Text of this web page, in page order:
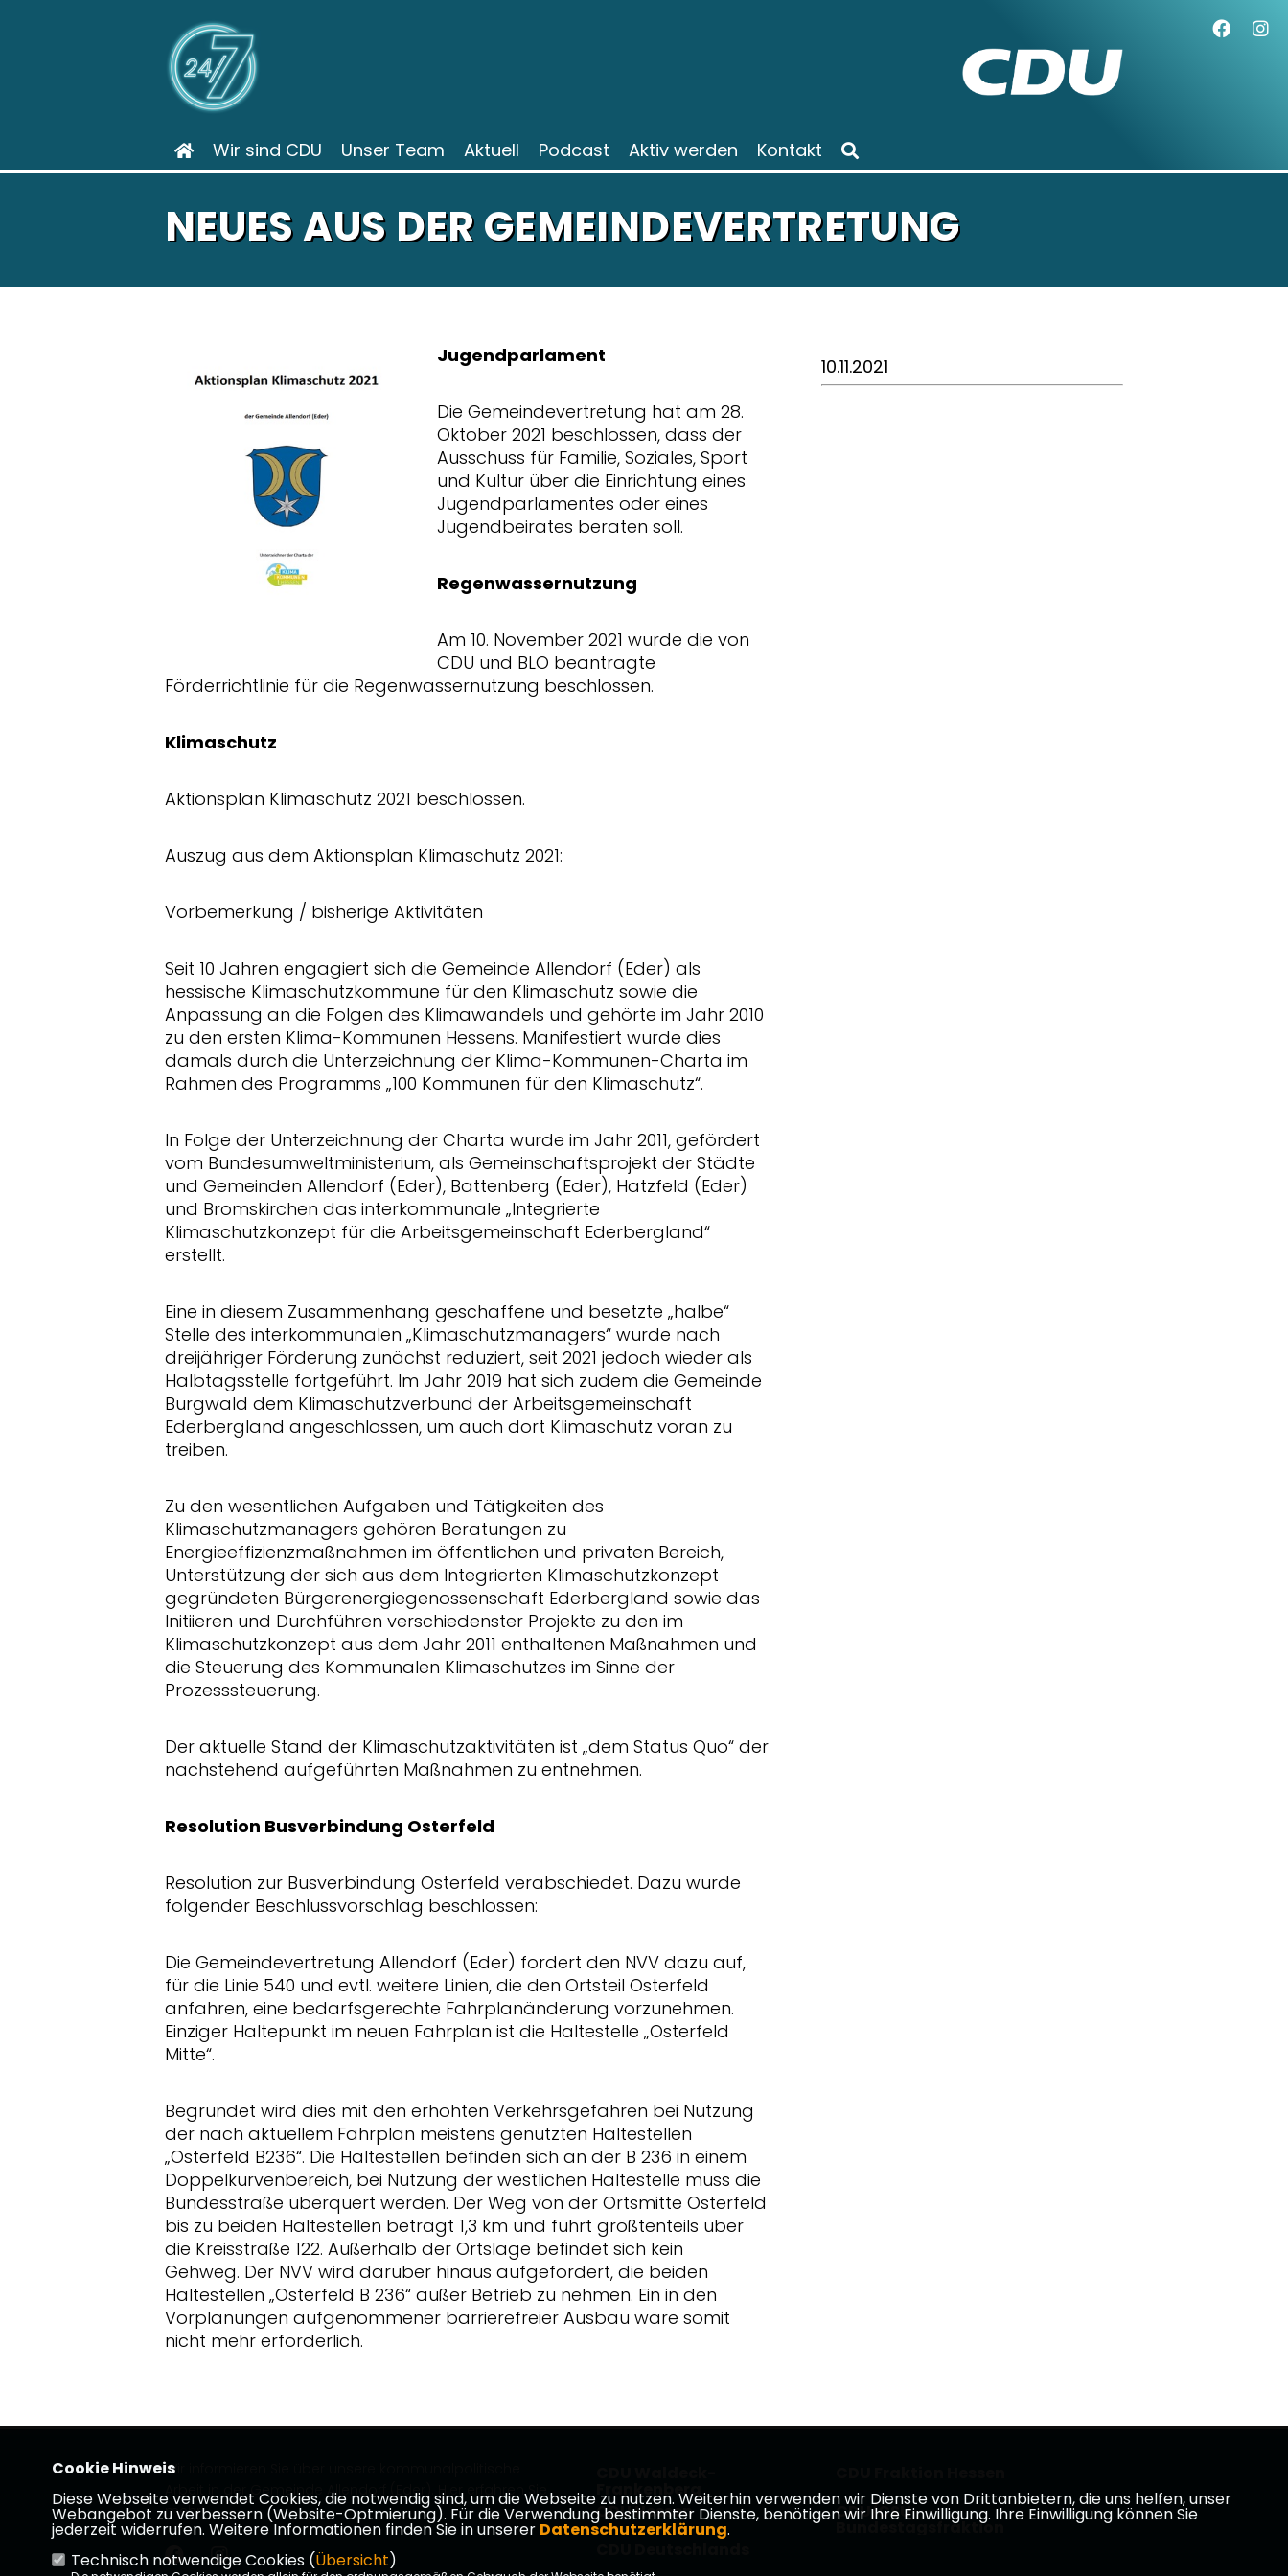
Wir sind CDU Unser Team Aktuell Podcast Aktiv werden Kontakt
NEUES AUS DER GEMEINDEVERTRETUNG
Jugendparlament
Die Gemeindevertretung hat am 28.
Oktober 2021 beschlossen, dass der
Ausschuss für Familie, Soziales, Sport
und Kultur über die Einrichtung eines
Jugendparlamentes oder eines
Jugendbeirates beraten soll.
Regenwassernutzung
Am 10. November 2021 wurde die von
CDU und BLO beantragte
Förderrichtlinie für die Regenwassernutzung beschlossen.
Klimaschutz
Aktionsplan Klimaschutz 2021 beschlossen.
Auszug aus dem Aktionsplan Klimaschutz 2021:
Vorbemerkung / bisherige Aktivitäten
Seit 10 Jahren engagiert sich die Gemeinde Allendorf (Eder) als
hessische Klimaschutzkommune für den Klimaschutz sowie die
Anpassung an die Folgen des Klimawandels und gehörte im Jahr 2010
zu den ersten Klima-Kommunen Hessens. Manifestiert wurde dies
damals durch die Unterzeichnung der Klima-Kommunen-Charta im
Rahmen des Programms „100 Kommunen für den Klimaschutz“.
In Folge der Unterzeichnung der Charta wurde im Jahr 2011, gefördert
vom Bundesumweltministerium, als Gemeinschaftsprojekt der Städte
und Gemeinden Allendorf (Eder), Battenberg (Eder), Hatzfeld (Eder)
und Bromskirchen das interkommunale „Integrierte
Klimaschutzkonzept für die Arbeitsgemeinschaft Ederbergland“
erstellt.
Eine in diesem Zusammenhang geschaffene und besetzte „halbe“
Stelle des interkommunalen „Klimaschutzmanagers“ wurde nach
dreijähriger Förderung zunächst reduziert, seit 2021 jedoch wieder als
Halbtagsstelle fortgeführt. Im Jahr 2019 hat sich zudem die Gemeinde
Burgwald dem Klimaschutzverbund der Arbeitsgemeinschaft
Ederbergland angeschlossen, um auch dort Klimaschutz voran zu
treiben.
Zu den wesentlichen Aufgaben und Tätigkeiten des
Klimaschutzmanagers gehören Beratungen zu
Energieeffizienzmaßnahmen im öffentlichen und privaten Bereich,
Unterstützung der sich aus dem Integrierten Klimaschutzkonzept
gegründeten Bürgerenergiegenossenschaft Ederbergland sowie das
Initiieren und Durchführen verschiedenster Projekte zu den im
Klimaschutzkonzept aus dem Jahr 2011 enthaltenen Maßnahmen und
die Steuerung des Kommunalen Klimaschutzes im Sinne der
Prozesssteuerung.
Der aktuelle Stand der Klimaschutzaktivitäten ist „dem Status Quo“ der
nachstehend aufgeführten Maßnahmen zu entnehmen.
Resolution Busverbindung Osterfeld
Resolution zur Busverbindung Osterfeld verabschiedet. Dazu wurde
folgender Beschlussvorschlag beschlossen:
Die Gemeindevertretung Allendorf (Eder) fordert den NVV dazu auf,
für die Linie 540 und evtl. weitere Linien, die den Ortsteil Osterfeld
anfahren, eine bedarfsgerechte Fahrplanänderung vorzunehmen.
Einziger Haltepunkt im neuen Fahrplan ist die Haltestelle „Osterfeld
Mitte“.
Begründet wird dies mit den erhöhten Verkehrsgefahren bei Nutzung
der nach aktuellem Fahrplan meistens genutzten Haltestellen
Osterfeld B236“. Die Haltestellen befinden sich an der B 236 in einem
Doppelkurvenbereich, bei Nutzung der westlichen Haltestelle muss die
Bundesstraße überquert werden. Der Weg von der Ortsmitte Osterfeld
bis zu beiden Haltestellen beträgt 1,3 km und führt größtenteils über
die Kreisstraße 122. Außerhalb der Ortslage befindet sich kein
Gehweg. Der NVV wird darüber hinaus aufgefordert, die beiden
Haltestellen „Osterfeld B 236“ außer Betrieb zu nehmen. Ein in den
Vorplanungen aufgenommener barrierefreier Ausbau wäre somit
nicht mehr erforderlich.
10.11.2021
Wir informieren Sie über unsere kommunalpolitische
Arbeit in der Gemeinde Allendorf (Eder). Hier erfahren Sie
mehr!
Frankenberg
CDU Hessen
CDU/CSU
Bundestagsfraktion
Cookie Hinweis
Diese Webseite verwendet Cookies, die notwendig sind, um die Webseite zu nutzen. Weiterhin verwenden wir Dienste von Drittanbietern, die uns helfen, unser
Webangebot zu verbessern (Website-Optmierung). Für die Verwendung bestimmter Dienste, benötigen wir Ihre Einwilligung. Ihre Einwilligung können Sie
jederzeit widerrufen. Weitere Informationen finden Sie in unserer Datenschutzerklärung.
Technisch notwendige Cookies (Übersicht)